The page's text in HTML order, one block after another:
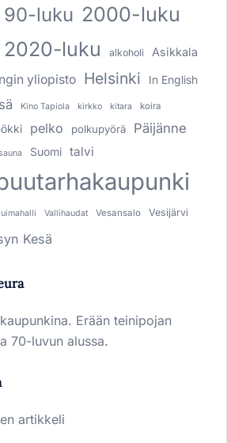
90-luku 2000-luku
2020-luku alkoholi Asikkala
yliopisto Helsinki In English
Kino Tapiola kirkko kitara koira
pelko polkupyörä Päijänne
Suomi talvi
uimahalli Vallihaudat Vesansalo Vesijärvi
Kesä
Erään teinipojan
70-luvun alussa.
artikkeli